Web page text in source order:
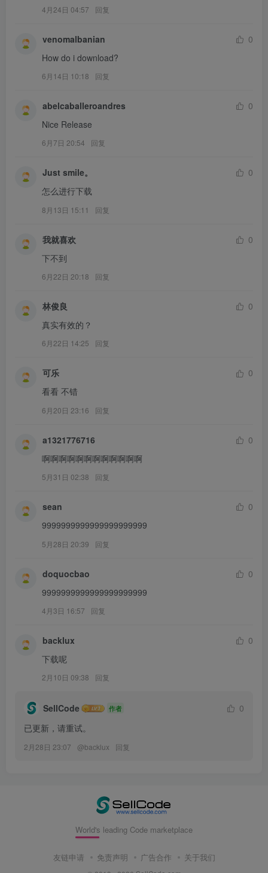
4月24日 04:57 回复
venomalbanian
0
How do i download?
6月14日 10:18 回复
abelcaballeroandres
0
Nice Release
6月7日 20:54 回复
Just smile。
0
怎么进行下载
8月13日 15:11 回复
我就喜欢
0
下不到
6月22日 20:18 回复
林俊良
0
真实有效的？
6月22日 14:25 回复
可乐
0
看看 不错
6月20日 23:16 回复
a1321776716
0
啊啊啊啊啊啊啊啊啊啊啊啊
5月31日 02:38 回复
sean
0
9999999999999999999999
5月28日 20:39 回复
doquocbao
0
9999999999999999999999
4月3日 16:57 回复
backlux
0
下载呢
2月10日 09:38 回复
SellCode 作者
0
已更新，请重试。
2月28日 23:07 @backlux 回复
World's leading Code marketplace
友链申请 免责声明 广告合作 关于我们